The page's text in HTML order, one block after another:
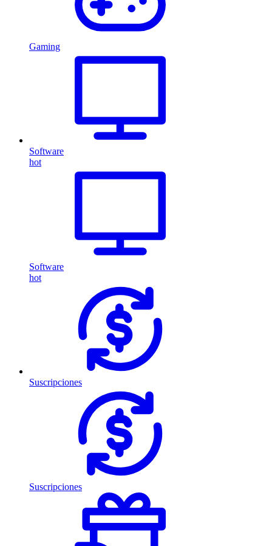
Gaming
Software
hot
Software
hot
Suscripciones
Suscripciones